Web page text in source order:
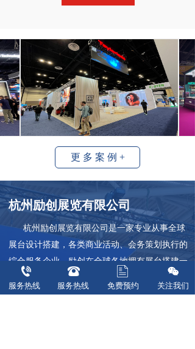
服务热线 免费预约 关注我们
更 多 案 例 +
杭州励创展览有限公司
      杭州励创展览有限公司是一家专业从事全球
展台设计搭建，各类商业活动、会务策划执行的
综合服务企业。励创在全球各地拥有展台搭建一
体化的专业工厂网络，在杭州拥有近3000平方米
搭建仓库和一支严谨高效、经验丰富的技术团